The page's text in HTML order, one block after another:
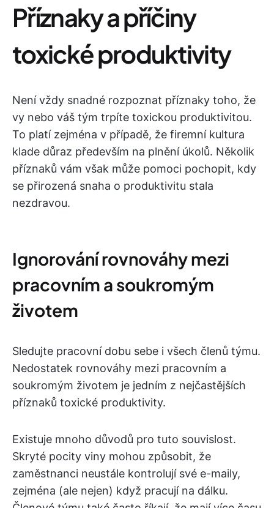
Příznaky a příčiny
toxické produktivity
Není vždy snadné rozpoznat příznaky toho, že
vy nebo váš tým trpíte toxickou produktivitou.
To platí zejména v případě, že firemní kultura
klade důraz především na plnění úkolů. Několik
příznaků vám však může pomoci pochopit, kdy
se přirozená snaha o produktivitu stala
nezdravou.
Ignorování rovnováhy mezi
pracovním a soukromým
životem
Sledujte pracovní dobu sebe i všech členů týmu.
Nedostatek rovnováhy mezi pracovním a
soukromým životem je jedním z nejčastějších
příznaků toxické produktivity.
Existuje mnoho důvodů pro tuto souvislost.
Skryté pocity viny mohou způsobit, že
zaměstnanci neustále kontrolují své e-maily,
zejména (ale nejen) když pracují na dálku.